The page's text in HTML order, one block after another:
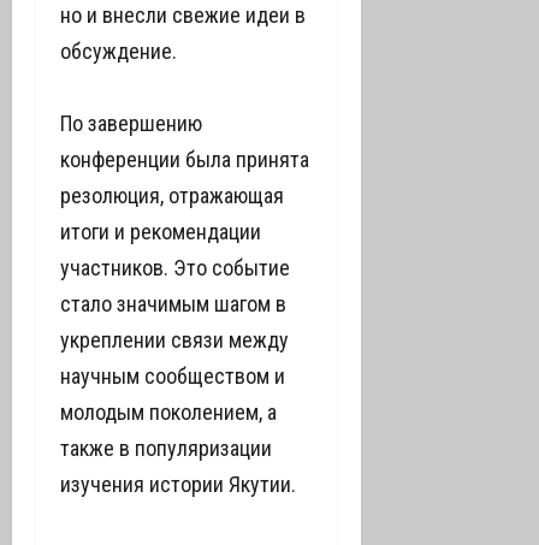
но и внесли свежие идеи в
обсуждение.
По завершению
конференции была принята
резолюция, отражающая
итоги и рекомендации
участников. Это событие
стало значимым шагом в
укреплении связи между
научным сообществом и
молодым поколением, а
также в популяризации
изучения истории Якутии.